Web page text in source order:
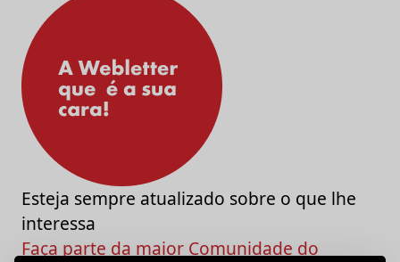
Esteja sempre atualizado sobre o que lhe
interessa
Faça parte da maior Comunidade do